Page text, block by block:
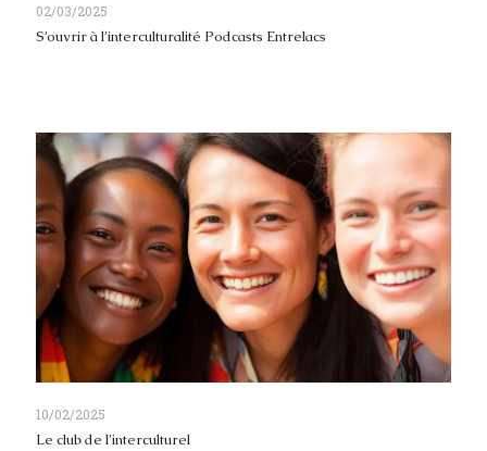
02/03/2025
S’ouvrir à l’interculturalité Podcasts Entrelacs
10/02/2025
Le club de l’interculturel